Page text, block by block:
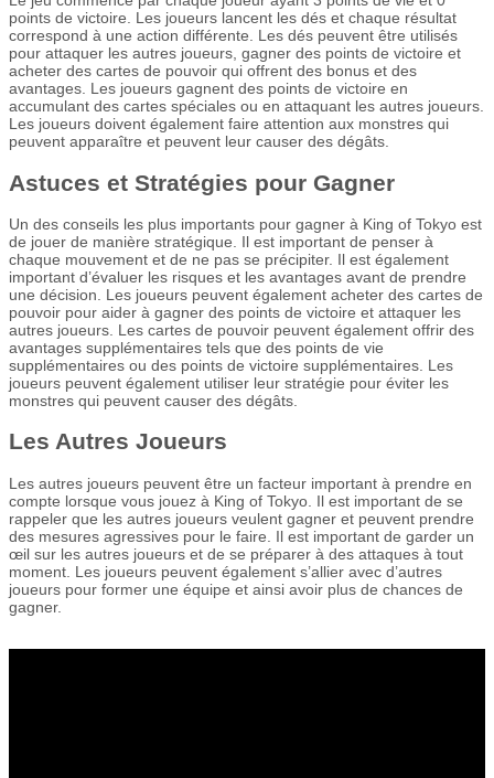
points de victoire. Les joueurs lancent les dés et chaque résultat
correspond à une action différente. Les dés peuvent être utilisés
pour attaquer les autres joueurs, gagner des points de victoire et
acheter des cartes de pouvoir qui offrent des bonus et des
avantages. Les joueurs gagnent des points de victoire en
accumulant des cartes spéciales ou en attaquant les autres joueurs.
Les joueurs doivent également faire attention aux monstres qui
peuvent apparaître et peuvent leur causer des dégâts.
Astuces et Stratégies pour Gagner
Un des conseils les plus importants pour gagner à King of Tokyo est
de jouer de manière stratégique. Il est important de penser à
chaque mouvement et de ne pas se précipiter. Il est également
important d’évaluer les risques et les avantages avant de prendre
une décision. Les joueurs peuvent également acheter des cartes de
pouvoir pour aider à gagner des points de victoire et attaquer les
autres joueurs. Les cartes de pouvoir peuvent également offrir des
avantages supplémentaires tels que des points de vie
supplémentaires ou des points de victoire supplémentaires. Les
joueurs peuvent également utiliser leur stratégie pour éviter les
monstres qui peuvent causer des dégâts.
Les Autres Joueurs
Les autres joueurs peuvent être un facteur important à prendre en
compte lorsque vous jouez à King of Tokyo. Il est important de se
rappeler que les autres joueurs veulent gagner et peuvent prendre
des mesures agressives pour le faire. Il est important de garder un
œil sur les autres joueurs et de se préparer à des attaques à tout
moment. Les joueurs peuvent également s’allier avec d’autres
joueurs pour former une équipe et ainsi avoir plus de chances de
gagner.